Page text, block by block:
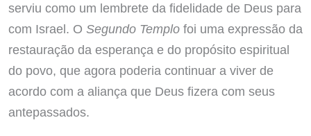
serviu como um lembrete da fidelidade de Deus para
com Israel. O Segundo Templofoi uma expressão da
restauração da esperança e do propósito espiritual
do povo, que agora poderia continuar a viver de
acordo com a aliança que Deus fizera com seus
antepassados.